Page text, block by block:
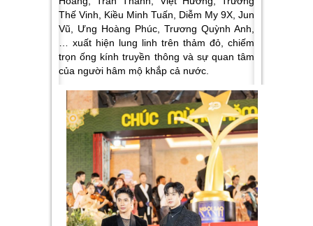
Thế Vinh, Kiều Minh Tuấn, Diễm My 9X, Jun
Vũ, Ưng Hoàng Phúc, Trương Quỳnh Anh,
… xuất hiện lung linh trên thảm đỏ, chiếm
trọn ống kính truyền thông và sự quan tâm
của người hâm mộ khắp cả nước.